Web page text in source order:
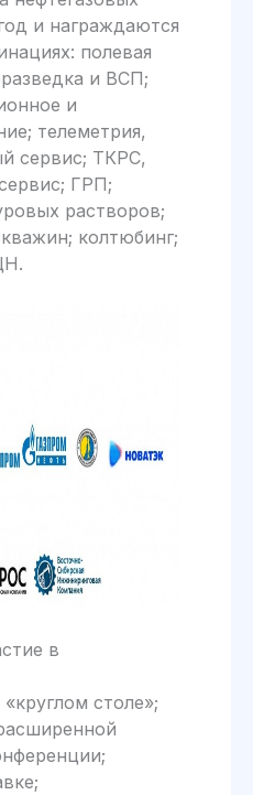
и награждаются
полевая
и ВСП;
и
телеметрия,
сервис; ТКРС,
ГРП;
растворов;
колтюбинг;
в
столе»;